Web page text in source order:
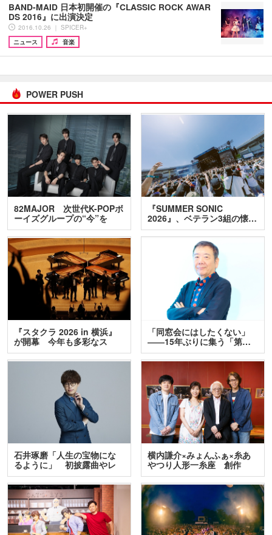
BAND-MAID 日本初開催の『CLASSIC ROCK AWAR
DS 2016』に出演決定
2016.10.26 ｜ SPICER+
ニュース
音楽
POWER PUSH
82MAJOR 次世代K-POPボ
ーイズグループの“今”を
訊…
『SUMMER SONIC
2026』、ベテラン3組の懐…
『スタクラ 2026 in 横浜』
が開幕 今年も多彩なス
テ…
「同窓会にはしたくない」
――15年ぶりに集う「第…
石井琢磨「人生の宝物にな
るように」 初披露曲やレ
ア…
横内謙介×みょんふぁ×糸あ
やつり人形一糸座 創作
人…